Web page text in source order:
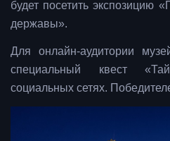
будет посетить экспозицию
державы».
Для онлайн-аудитории
специальный квест
социальных сетях.